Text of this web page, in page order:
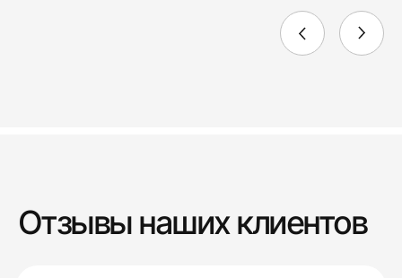
Отзывы наших клиентов